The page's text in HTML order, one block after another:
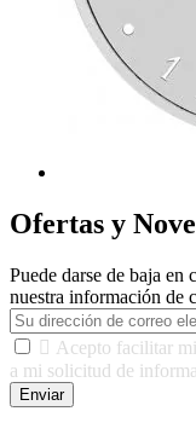
Ofertas y
Puede darse de baja en
nuestra información de
 Acepto facilitar
a mi solicitud de
Enviar